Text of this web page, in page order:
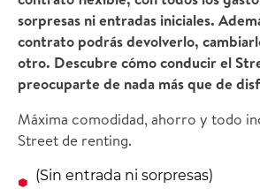
sorpresas ni entradas iniciales.
contrato podrás devolverlo,
otro. Descubre cómo conducir el
preocuparte de nada más que de
Máxima comodidad, ahorro y todo
Street de renting.
(Sin entrada ni sorpresas)